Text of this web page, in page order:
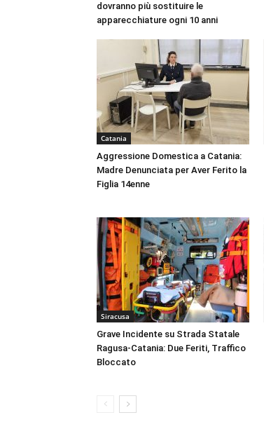
dovranno più sostituire le
apparecchiature ogni 10 anni
Catania
Aggressione Domestica a Catania:
Madre Denunciata per Aver Ferito la
Figlia 14enne
Siracusa
Grave Incidente su Strada Statale
Ragusa-Catania: Due Feriti, Traffico
Bloccato